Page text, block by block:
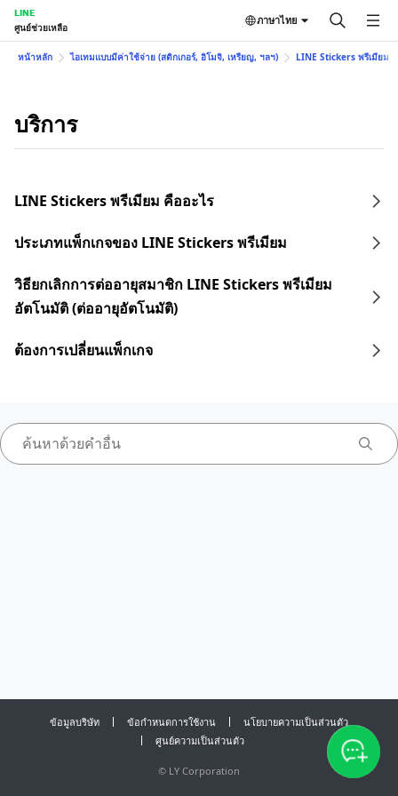
LINE
ศูนย์ช่วยเหลือ
ภาษาไทย
หน้าหลัก ไอเทมแบบมีค่าใช้จ่าย (สติกเกอร์, อิโมจิ, เหรียญ, ฯลฯ) LINE Stickers พรีเมียม
บริการ
LINE Stickers พรีเมียม คืออะไร
ประเภทแพ็กเกจของ LINE Stickers พรีเมียม
วิธียกเลิกการต่ออายุสมาชิก LINE Stickers พรีเมียม
อัตโนมัติ (ต่ออายุอัตโนมัติ)
ต้องการเปลี่ยนแพ็กเกจ
ข้อมูลบริษัท ข้อกำหนดการใช้งาน
นโยบายความเป็นส่วนตัว
ศูนย์ความเป็นส่วนตัว
© LY Corporation